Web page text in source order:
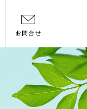
お問合せ